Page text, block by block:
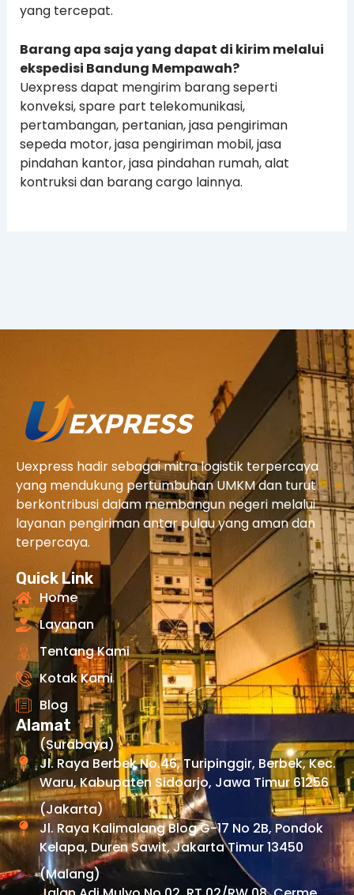
yang tercepat.
Barang apa saja yang dapat di kirim melalui
ekspedisi Bandung Mempawah?
Uexpress dapat mengirim barang seperti
konveksi, spare part telekomunikasi,
pertambangan, pertanian, jasa pengiriman
sepeda motor, jasa pengiriman mobil, jasa
pindahan kantor, jasa pindahan rumah, alat
kontruksi dan barang cargo lainnya.
Uexpress hadir sebagai mitra logistik terpercaya
yang mendukung pertumbuhan UMKM dan turut
berkontribusi dalam membangun negeri melalui
layanan pengiriman antar pulau yang aman dan
terpercaya.
Quick Link
Home
Layanan
Tentang Kami
Kotak Kami
Blog
Alamat
(Surabaya)
Jl. Raya Berbek No.46, Turipinggir, Berbek, Kec.
Waru, Kabupaten Sidoarjo, Jawa Timur 61256
(Jakarta)
Jl. Raya Kalimalang Blog G-17 No 2B, Pondok
Kelapa, Duren Sawit, Jakarta Timur 13450
(Malang)